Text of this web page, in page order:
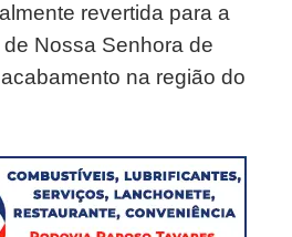
revertida para a
Nossa Senhora de
na região do